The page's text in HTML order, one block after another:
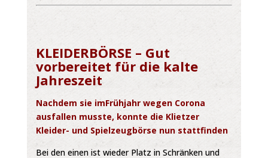
KLEIDERBÖRSE – Gut
vorbereitet für die kalte
Jahreszeit
Nachdem sie imFrühjahr wegen Corona
ausfallen musste, konnte die Klietzer
Kleider- und Spielzeugbörse nun stattfinden
Bei den einen ist wieder Platz in Schränken und